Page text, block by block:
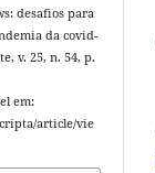
desafios para
da covid-
v. 25, n. 54, p.
em:
article/vie